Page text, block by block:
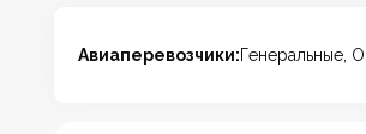
Авиаперевозчики:Генеральные,